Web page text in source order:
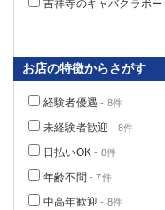
吉祥寺のキャバクラボ
お店の特徴からさがす
経験者優遇 - 8件
未経験者歓迎 - 8件
日払いOK - 8件
年齢不問 - 7件
中高年歓迎 - 8件